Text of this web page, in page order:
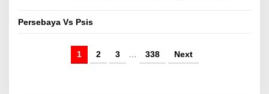
Persebaya Vs Psis
1 2 3 338 Next